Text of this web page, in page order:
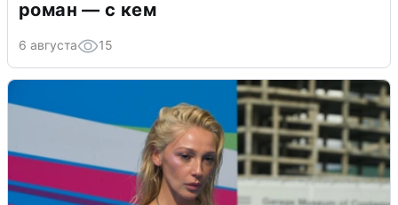
роман — с кем
6 августа 15